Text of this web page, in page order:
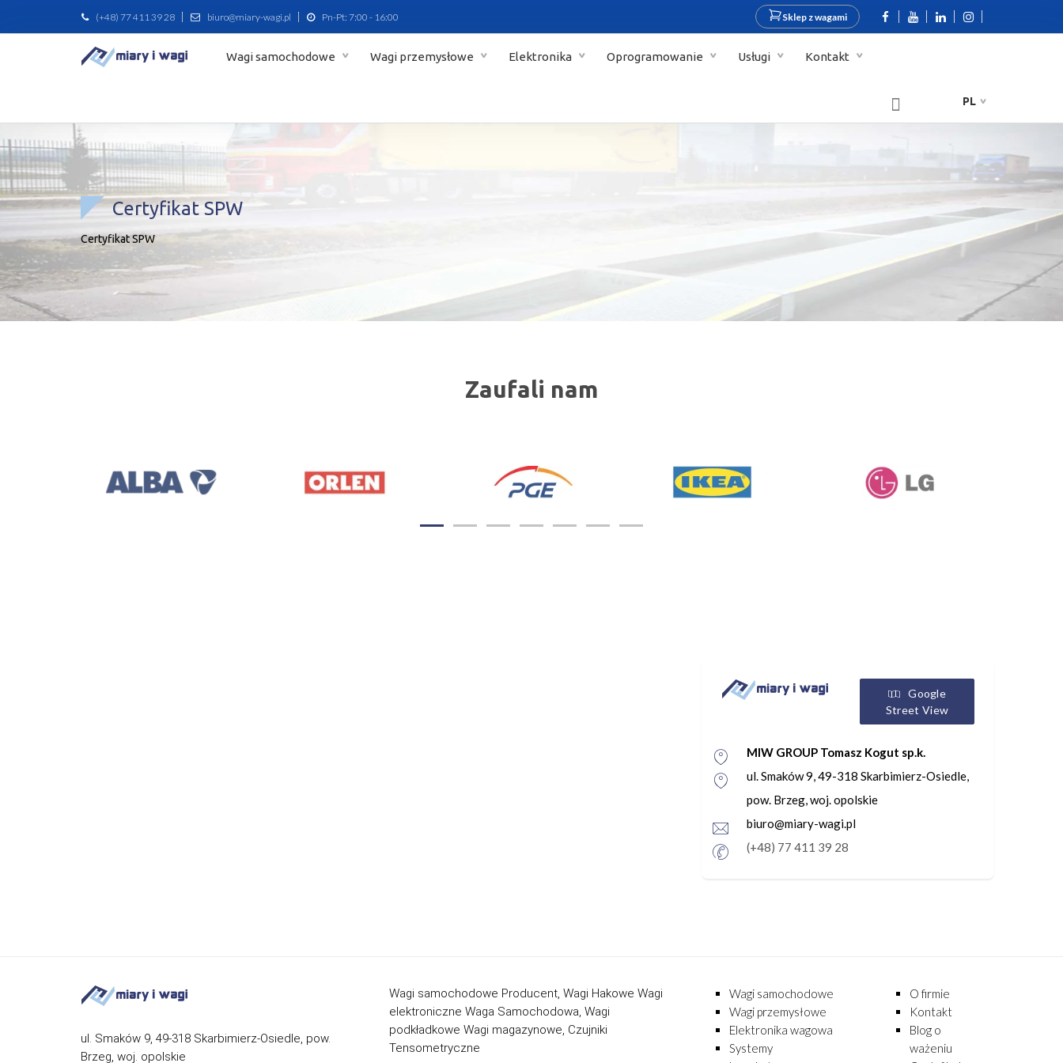
(+48) 77 411 39 28 biuro@miary-wagi.pl Pn-Pt: 7:00 - 16:00 Sklep z wagami
Wagi samochodowe Wagi przemysłowe Elektronika Oprogramowanie Usługi Kontakt
PL
Certyfikat SPW
Certyfikat SPW
Zaufali nam
Google
Street View
MIW GROUP Tomasz Kogut sp.k.
ul. Smaków 9, 49-318 Skarbimierz-Osiedle,
pow. Brzeg, woj. opolskie
biuro@miary-wagi.pl
(+48) 77 411 39 28
ul. Smaków 9, 49-318 Skarbimierz-Osiedle, pow.
Brzeg, woj. opolskie
Wagi samochodowe Producent, Wagi Hakowe Wagi
elektroniczne Waga Samochodowa, Wagi
podkładkowe Wagi magazynowe, Czujniki
Tensometryczne
Wagi samochodowe
Wagi przemysłowe
Elektronika wagowa
Systemy
O firmie
Kontakt
Blog o
ważeniu